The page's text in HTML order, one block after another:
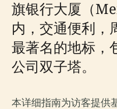
旗银行大厦（
内，交通便利，
最著名的地标，
公司双子塔。
本详细指南为访客提供